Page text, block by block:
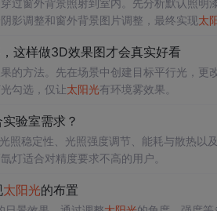
过窗外背景照射到室内。先分析默认照明
影调整和窗外背景图片调整，最终实现太
这样做3D效果图才会真实好看
的方法。先在场景中创建目标平行光，更
勾选，仅让太阳光有环境雾效果。
验室需求？
照稳定性、光照强度调节、能耗与散热以
灯适合对精度要求不高的用户。
太阳光的布置